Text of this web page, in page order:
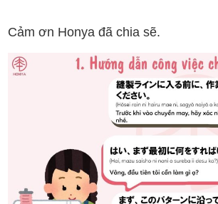
Cảm ơn Honya đã chia sẽ.